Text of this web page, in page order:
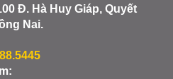
Đ. Hà Huy Giáp, Quyết
Nai.